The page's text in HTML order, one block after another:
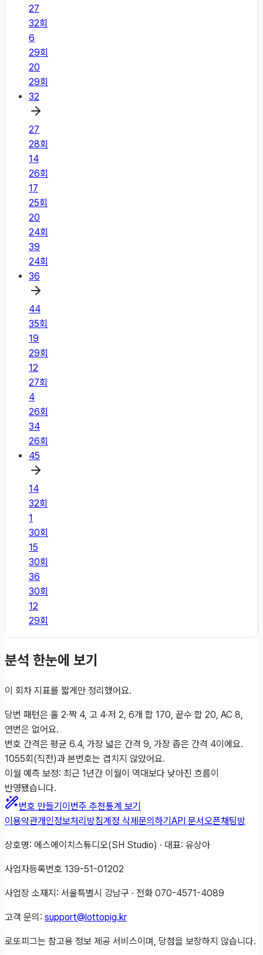
27
32회
6
29회
20
29회
32
27
28회
14
26회
17
25회
20
24회
39
24회
36
44
35회
19
29회
12
27회
4
26회
34
26회
45
14
32회
1
30회
15
30회
36
30회
12
29회
분석 한눈에 보기
이 회차 지표를 짧게만 정리했어요.
당번 패턴은 홀 2·짝 4, 고 4·저 2, 6개 합 170, 끝수 합 20, AC 8,
연번은 없어요.
번호 간격은 평균 6.4, 가장 넓은 간격 9, 가장 좁은 간격 4이에요.
1055회(직전)과 본번호는 겹치지 않았어요.
이월 예측 보정: 최근 1년간 이월이 역대보다 낮아진 흐름이
반영됐습니다.
번호 만들기 이번주 추천통계 보기
이용약관개인정보처리방침계정 삭제 문의하기 API 문서오픈채팅방
상호명: 에스에이치스튜디오(SH Studio) · 대표: 유상아
사업자등록번호 139-51-01202
사업장 소재지: 서울특별시 강남구 · 전화 070-4571-4089
고객 문의: support@lottopig.kr
로또피그는 참고용 정보 제공 서비스이며, 당첨을 보장하지 않습니다.